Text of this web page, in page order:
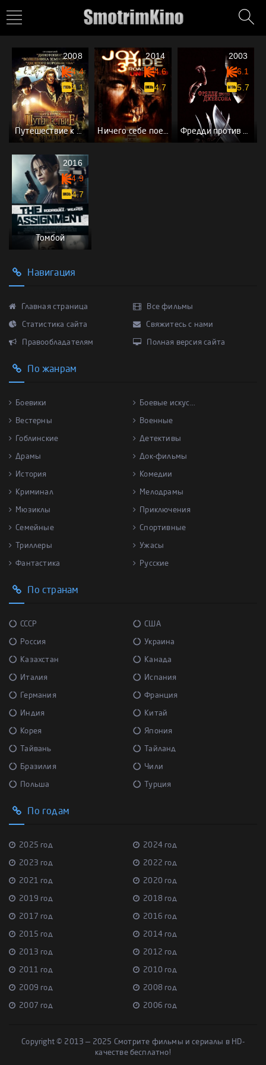
Путешествие к центру Земли
2008
4.4
4.1
Ничего себе поездочка 3
2014
4.6
4.7
Фредди против Джейсона
2003
6.1
5.7
Томбой
2016
4.9
4.7
Навигация
Главная страница Все фильмы
Статистика сайта Свяжитесь с нами
Правообладателям Полная версия сайта
По жанрам
Боевики Боевые искус...
Вестерны Военные
Гоблинские Детективы
Драмы Док-фильмы
История Комедии
Криминал Мелодрамы
Мюзиклы Приключения
Семейные Спортивные
Триллеры Ужасы
Фантастика Русские
По странам
СССР США
Россия Украина
Казахстан Канада
Италия Испания
Германия Франция
Индия Китай
Корея Япония
Тайвань Тайланд
Бразилия Чили
Польша Турция
По годам
2025 год 2024 год
2023 год 2022 год
2021 год 2020 год
2019 год 2018 год
2017 год 2016 год
2015 год 2014 год
2013 год 2012 год
2011 год 2010 год
2009 год 2008 год
2007 год 2006 год
Copyright © 2013 — 2025 Смотрите фильмы и сериалы в HD-
качестве бесплатно!